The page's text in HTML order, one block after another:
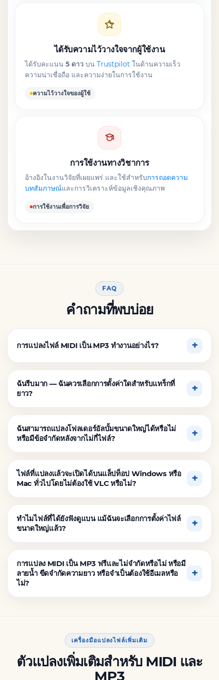
ได้รับความไว้วางใจจากผู้ใช้งาน
ได้รับคะแนน 5 ดาว บน Trustpilot ในด้านความเร็ว
ความน่าเชื่อถือ และความง่ายในการใช้งาน
ความไว้วางใจของผู้ใช้
การใช้งานทางวิชาการ
อ้างอิงในงานวิจัยที่เผยแพร่ และใช้สำหรับการถอดความ
บทสัมภาษณ์และการวิเคราะห์ข้อมูลเชิงคุณภาพ
การใช้งานเพื่อการวิจัย
FAQ
คำถามที่พบบ่อย
การแปลงไฟล์ MIDI เป็น MP3 ทำงานอย่างไร?
ฉันรีบมาก — ฉันควรเลือกการตั้งค่าใดสำหรับแทร็กที่
ยาว?
ฉันสามารถแปลงโฟลเดอร์อัลบั้มขนาดใหญ่ได้หรือไม่
หรือมีข้อจำกัดหลังจากไม่กี่ไฟล์?
ไฟล์ที่แปลงแล้วจะเปิดได้บนแล็ปท็อป Windows หรือ
Mac ทั่วไปโดยไม่ต้องใช้ VLC หรือไม่?
ทำไมไฟล์ที่ได้ยังฟังดูแบน แม้ฉันจะเลือกการตั้งค่าไฟล์
ขนาดใหญ่แล้ว?
การแปลง MIDI เป็น MP3 ฟรีและไม่จำกัดหรือไม่ หรือมี
ลายน้ำ ขีดจำกัดความยาว หรือจำเป็นต้องใช้อีเมลหรือ
ไม่?
เครื่องมือแปลงไฟล์เพิ่มเติม
ตัวแปลงเพิ่มเติมสำหรับ MIDI และ
MP3